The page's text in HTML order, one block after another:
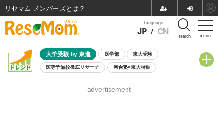
menu
Language
JP / CN search
大学受験 by 東進 医学部 東大受験
医専予備校徹底リサーチ 河合塾×東大特集
8月開催学校説明会・相談会
advertisement
リセマム メンバーズ